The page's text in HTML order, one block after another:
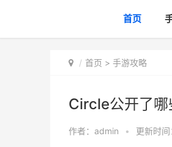
首页
首页 > 手游攻略
Circle公开了哪
作者： admin • 更新时